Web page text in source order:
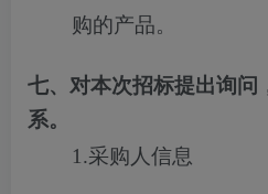
购的产品。
七、对本次招标提出询问
系。
1.采购人信息